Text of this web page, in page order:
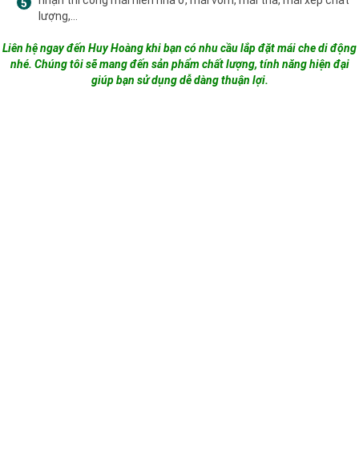
lượng,…
Liên hệ ngay đến Huy Hoàng khi bạn có nhu cầu lắp đặt mái che di động
nhé. Chúng tôi sẽ mang đến sản phẩm chất lượng, tính năng hiện đại
giúp bạn sử dụng dễ dàng thuận lợi.